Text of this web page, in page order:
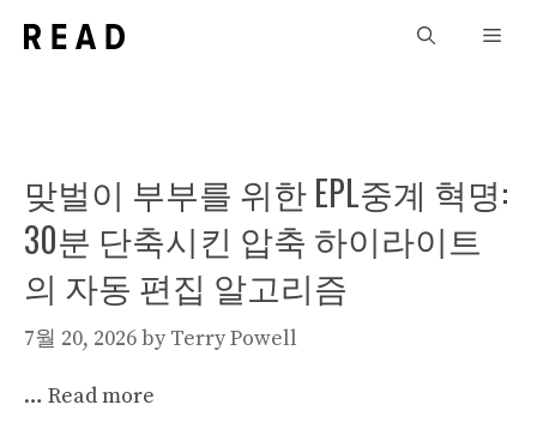
맞벌이 부부를 위한 EPL중계 혁명:
30분 단축시킨 압축 하이라이트
의 자동 편집 알고리즘
7월 20, 2026by Terry Powell
… Read more